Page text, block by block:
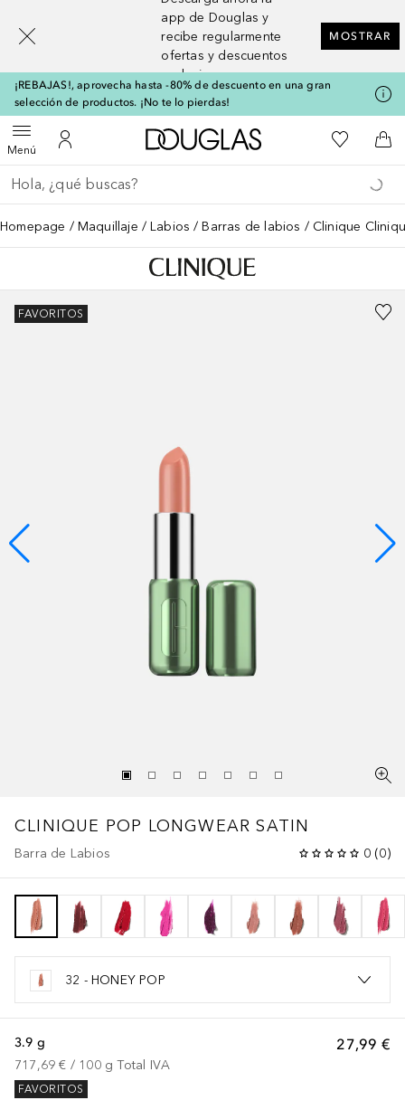
app de Douglas y
recibe regularmente
ofertas y descuentos
exclusivos
MOSTRAR
¡REBAJAS!, aprovecha hasta -80% de descuento en una gran
selección de productos. ¡No te lo pierdas!
MenúAbrir menúMi cuenta
A Douglas HomeMi lista de
A
Regresar
Ejecutar búsqueda
Homepage Maquillaje Labios Barras de labios Clinique
FAVORITOS
CLINIQUE POP LONGWEAR SATIN
Barra de Labios 0 (0)
32 - HONEY POP
27,99 €
3.9 g
717,69 € / 100 g Total IVA
FAVORITOS
[navigation.slideout.screenreader]